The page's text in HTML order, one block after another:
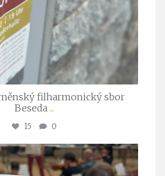
filharmonický sbor
Beseda ...
15 0
Juli 23